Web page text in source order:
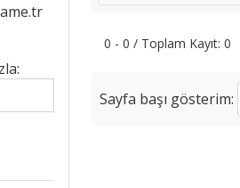
0 - 0 / Toplam Kayıt: 0
Sayfa başı gösterim: